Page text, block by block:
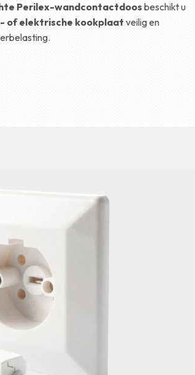
Perilex-wandcontactdoos beschikt u
of elektrische kookplaat veilig en